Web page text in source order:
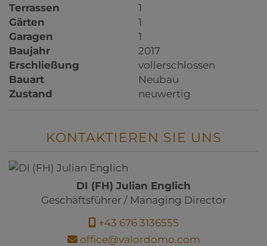
Terrassen
1
Gärten
1
Garagen
1
Baujahr
2017
Erschließung
vollerschlossen
Bauart
Neubau
Zustand
neuwertig
KONTAKTIEREN SIE UNS
DI (FH) Julian Englich
Geschäftsführer / Managing Director
+43 676 3136555
office@valordomo.com